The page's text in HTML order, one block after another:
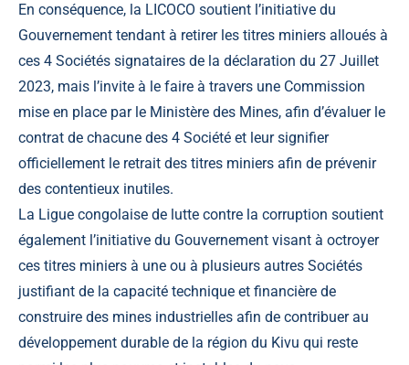
En conséquence, la LICOCO soutient l’initiative du
Gouvernement tendant à retirer les titres miniers alloués à
ces 4 Sociétés signataires de la déclaration du 27 Juillet
2023, mais l’invite à le faire à travers une Commission
mise en place par le Ministère des Mines, afin d’évaluer le
contrat de chacune des 4 Société et leur signifier
officiellement le retrait des titres miniers afin de prévenir
des contentieux inutiles.
La Ligue congolaise de lutte contre la corruption soutient
également l’initiative du Gouvernement visant à octroyer
ces titres miniers à une ou à plusieurs autres Sociétés
justifiant de la capacité technique et financière de
construire des mines industrielles afin de contribuer au
développement durable de la région du Kivu qui reste